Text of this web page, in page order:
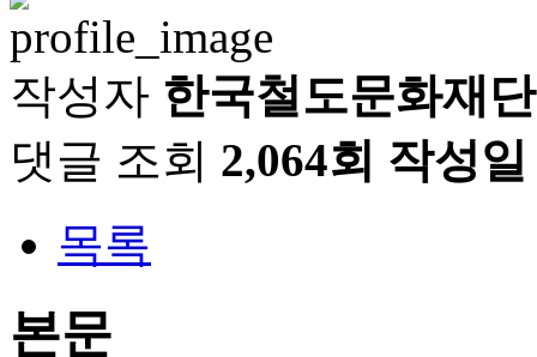
작성자 한국철도문화재단
댓글 조회 2,064회 작성일
목록
본문